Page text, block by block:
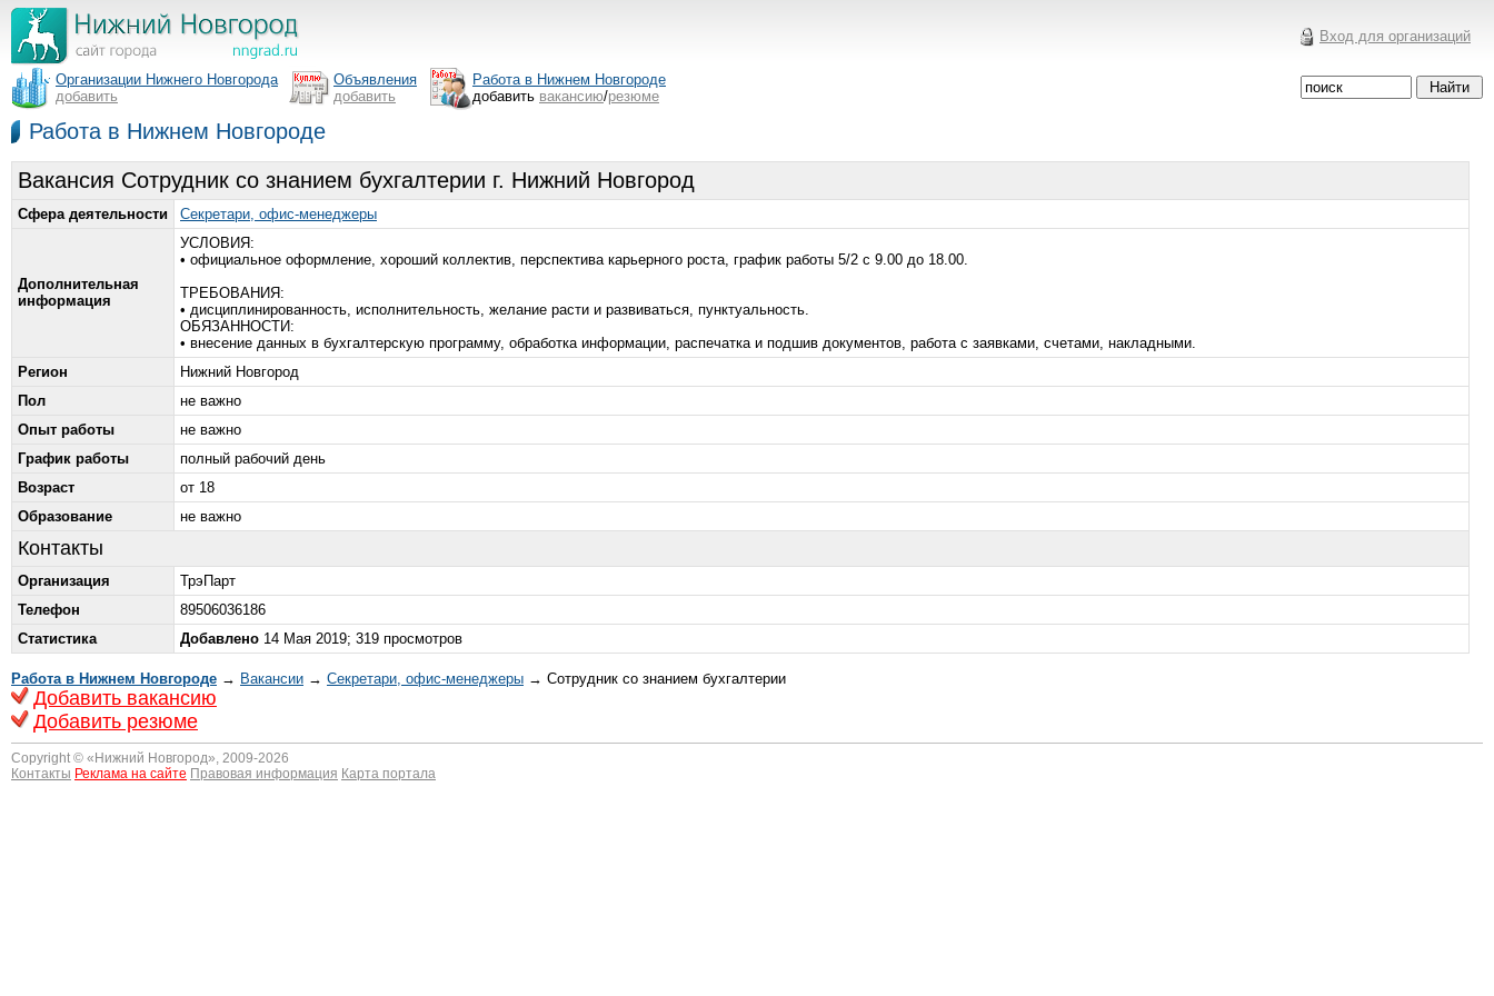
Вход для организаций
Организации Нижнего Новгорода
добавить
Объявления
добавить
Работа в Нижнем Новгороде
добавить вакансию/резюме
Работа в Нижнем Новгороде
Вакансия Сотрудник со знанием бухгалтерии г. Нижний Новгород
Сфера деятельности Секретари, офис-менеджеры
Дополнительная
информация
УСЛОВИЯ:
• официальное оформление, хороший коллектив, перспектива карьерного роста, график работы 5/2 с 9.00 до 18.00.
ТРЕБОВАНИЯ:
• дисциплинированность, исполнительность, желание расти и развиваться, пунктуальность.
ОБЯЗАННОСТИ:
• внесение данных в бухгалтерскую программу, обработка информации, распечатка и подшив документов, работа с заявками, счетами, накладными.
Регион
Нижний Новгород
Пол
не важно
Опыт работы
не важно
График работы
полный рабочий день
Возраст
от 18
Образование
не важно
Контакты
Организация
ТрэПарт
Телефон
89506036186
Статистика
Добавлено 14 Мая 2019; 319 просмотров
Работа в Нижнем Новгороде → Вакансии → Секретари, офис-менеджеры → Сотрудник со знанием бухгалтерии
Добавить вакансию
Добавить резюме
Copyright © « Нижний Новгород», 2009-2026
Контакты Реклама на сайте Правовая информация Карта портала